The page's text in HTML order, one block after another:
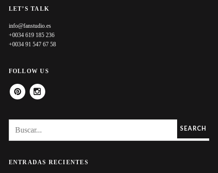
LET’S TALK
info@fanstudio.es
+0034 619 185 236
+0034 91 547 67 58
FOLLOW US
PINTERESTINSTAGRAM
SEARCH
ENTRADAS RECIENTES